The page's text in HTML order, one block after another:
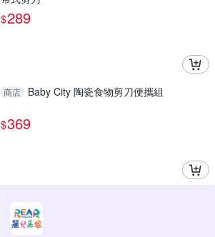
$289
商店 Baby City 陶瓷食物剪刀便攜組
$369